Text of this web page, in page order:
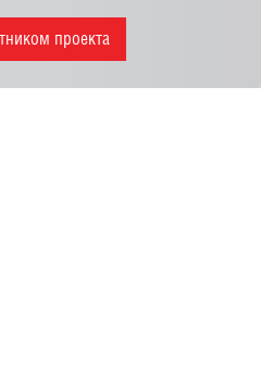
проекта